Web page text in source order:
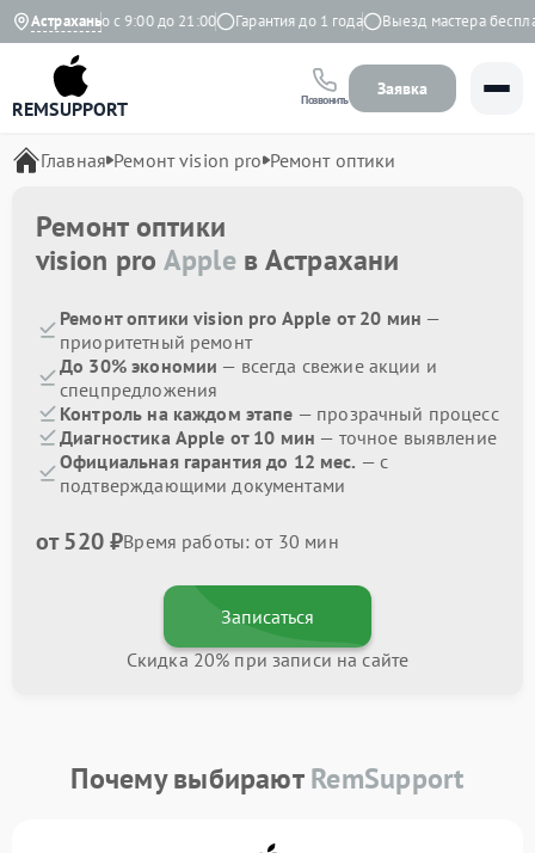
Астрахань
Ежедневно с 9:00 до 21:00 Гарантия до 1 года Выезд мастера
REMSUPPORT Позвонить
Заявка
Главная Ремонт vision pro Ремонт оптики
Ремонт оптики
vision pro Appleв Астрахани
Ремонт оптики vision pro Apple от 20 мин —
приоритетный ремонт
До 30% экономии — всегда свежие акции и
спецпредложения
Контроль на каждом этапе — прозрачный процесс
Диагностика Apple от 10 мин — точное выявление
Официальная гарантия до 12 мес. — с
подтверждающими документами
от 520 ₽Время работы: от 30 мин
Записаться
Скидка 20% при записи на сайте
Почему выбираютRemSupport